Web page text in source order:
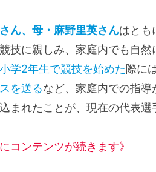
ん、母・麻野里英さんはとも
技に親しみ、家庭内でも自
学2年生で競技を始めた際に
を送るなど、家庭内での指
まれたことが、現在の代表
コンテンツが続きます》